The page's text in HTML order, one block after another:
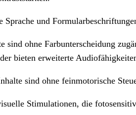
und
ohne Farbunterscheidung
bieten erweiterte
sind ohne feinmotorische
Stimulationen, die